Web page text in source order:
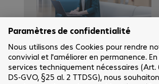
Bechtle. Votre partenaire
confiance.